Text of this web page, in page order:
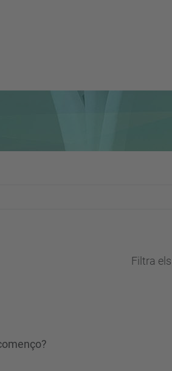
Filtra